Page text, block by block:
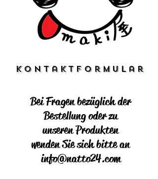
Kontaktformular
Bei Fragen bezüglich der
Bestellung oder zu
unseren Produkten
wenden Sie sich bitte an
info@natto24.com